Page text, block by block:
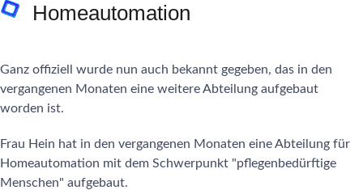
Homeautomation
Ganz offiziell wurde nun auch bekannt gegeben, das in den
vergangenen Monaten eine weitere Abteilung aufgebaut
worden ist.
Frau Hein hat in den vergangenen Monaten eine Abteilung für
Homeautomation mit dem Schwerpunkt "pflegenbedürftige
Menschen" aufgebaut.